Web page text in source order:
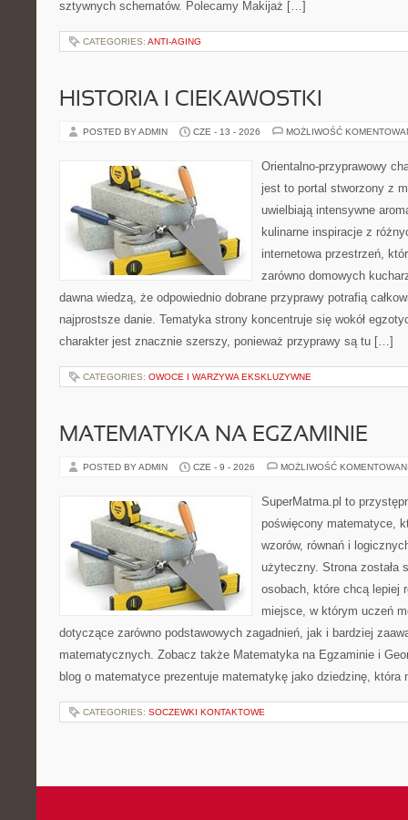
sztywnych schematów. Polecamy Makijaż […]
CATEGORIES: ANTI-AGING
HISTORIA I CIEKAWOSTKI
POSTED BY ADMIN CZE - 13 - 2026 MOŻLIWOŚĆ
Orientalno-przyprawowy
jest to portal stworzony z
uwielbiają intensywne
kulinarne inspiracje z
internetowa przestrzeń,
zarówno domowych
dawna wiedzą, że odpowiednio dobrane przyprawy potrafią
najprostsze danie. Tematyka strony koncentruje się wokół
charakter jest znacznie szerszy, ponieważ przyprawy są tu […]
CATEGORIES: OWOCE I WARZYWA EKSKLUZYWNE
MATEMATYKA NA EGZAMINIE
POSTED BY ADMIN CZE - 9 - 2026 MOŻLIWOŚĆ
SuperMatma.pl to
poświęcony matematyce,
wzorów, równań i
użyteczny. Strona została
osobach, które chcą lepiej
miejsce, w którym uczeń
dotyczące zarówno podstawowych zagadnień, jak i bardziej
matematycznych. Zobacz także Matematyka na Egzaminie i
blog o matematyce prezentuje matematykę jako dziedzinę,
CATEGORIES: SOCZEWKI KONTAKTOWE